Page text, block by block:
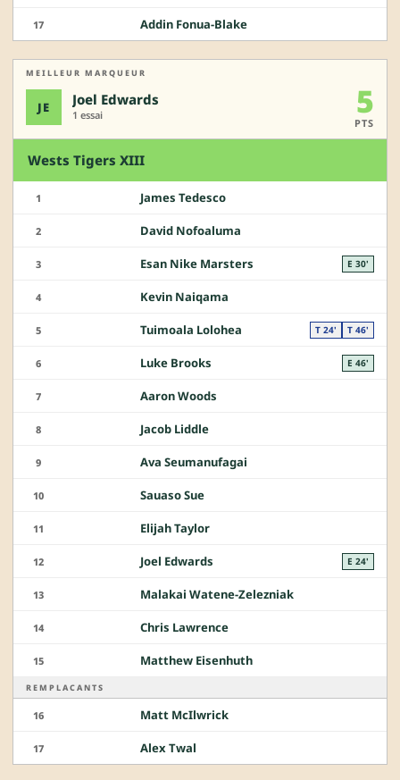
17 Addin Fonua-Blake
MEILLEUR MARQUEUR
JE Joel Edwards
1 essai 5
PTS
Wests Tigers XIII
1 James Tedesco
2 David Nofoaluma
3 Esan Nike Marsters E 30'
4 Kevin Naiqama
5 Tuimoala Lolohea T 24' T 46'
6 Luke Brooks E 46'
7 Aaron Woods
8 Jacob Liddle
9 Ava Seumanufagai
10 Sauaso Sue
11 Elijah Taylor
12 Joel Edwards E 24'
13 Malakai Watene-Zelezniak
14 Chris Lawrence
15 Matthew Eisenhuth
REMPLACANTS
16 Matt McIlwrick
17 Alex Twal